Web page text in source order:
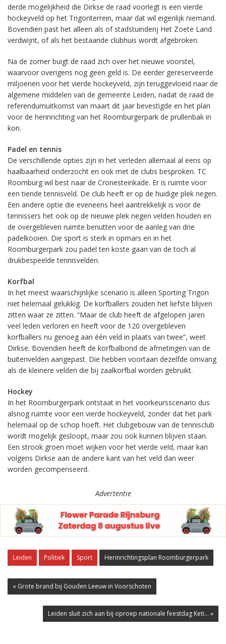
derde mogelijkheid die Dirkse de raad voorlegt is een vierde
hockeyveld op het Trigonterrein, maar dat wil eigenlijk niemand.
Bovendien past het alleen als of stadstuinderij Het Zoete Land
verdwijnt, of als het bestaande clubhuis wordt afgebroken.
Na de zomer buigt de raad zich over het nieuwe voorstel,
waarvoor overigens nog geen geld is. De eerder gereserveerde
miljoenen voor het vierde hockeyveld, zijn teruggevloeid naar de
algemene middelen van de gemeente Leiden, nadat de raad de
referendumuitkomst van maart dit jaar bevestigde en het plan
voor de herinrichting van het Roomburgerpark de prullenbak in
kon.
Padel en tennis
De verschillende opties zijn in het verleden allemaal al eens op
haalbaarheid onderzocht en ook met de clubs besproken. TC
Roomburg wil best naar de Cronesteinkade. Er is ruimte voor
een tiende tennisveld. De club heeft er op de huidige plek negen.
Een andere optie die eveneens heel aantrekkelijk is voor de
tennissers het ook op de nieuwe plek negen velden houden en
de overgebleven ruimte benutten voor de aanleg van drie
padelkooien. Die sport is sterk in opmars en in het
Roomburgerpark zou padel ten koste gaan van de toch al
drukbespeelde tennisvelden.
Korfbal
In het meest waarschijnlijke scenario is alleen Sporting Trigon
niet helemaal gelukkig. De korfballers zouden het liefste blijven
zitten waar ze zitten. “Maar de club heeft de afgelopen jaren
veel leden verloren en heeft voor de 120 overgebleven
korfballers nu genoeg aan één veld in plaats van twee”, weet
Dirkse. Bovendien heeft de korfbalbond de afmetingen van de
buitenvelden aangepast. Die hebben voortaan dezelfde omvang
als de kleinere velden die bij zaalkorfbal worden gebruikt.
Hockey
In het Roomburgerpark ontstaat in het voorkeursscenario dus
alsnog ruimte voor een vierde hockeyveld, zonder dat het park
helemaal op de schop hoeft. Het clubgebouw van de tennisclub
wordt mogelijk gesloopt, maar zou ook kunnen blijven staan.
Een strook groen moet wijken voor het vierde veld, maar kan
volgens Dirkse aan de andere kant van het veld dan weer
worden gecompenseerd.
Advertentie
Leiden Politiek Sport Herinrichtingsplan Roomburgerpark
« Grote brand bij Gouden Leeuw in Voorschoten
Leiden sluit zich aan bij oproep nationale feestdag Keti... »